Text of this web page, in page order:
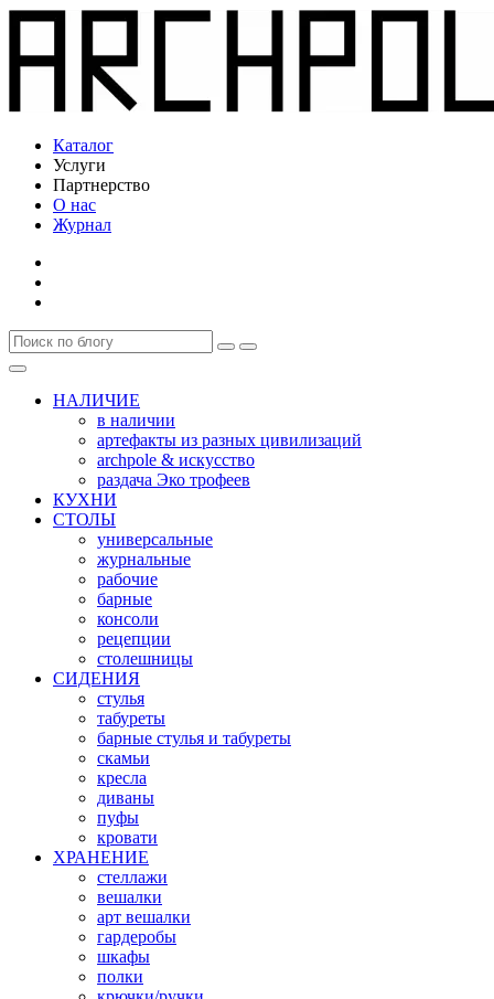
Каталог
Услуги
Партнерство
О нас
Журнал
НАЛИЧИЕ
в наличии
артефакты из разных цивилизаций
archpole & искусство
раздача Эко трофеев
КУХНИ
СТОЛЫ
универсальные
журнальные
рабочие
барные
консоли
рецепции
столешницы
СИДЕНИЯ
стулья
табуреты
барные стулья и табуреты
скамьи
кресла
диваны
пуфы
кровати
ХРАНЕНИЕ
стеллажи
вешалки
арт вешалки
гардеробы
шкафы
полки